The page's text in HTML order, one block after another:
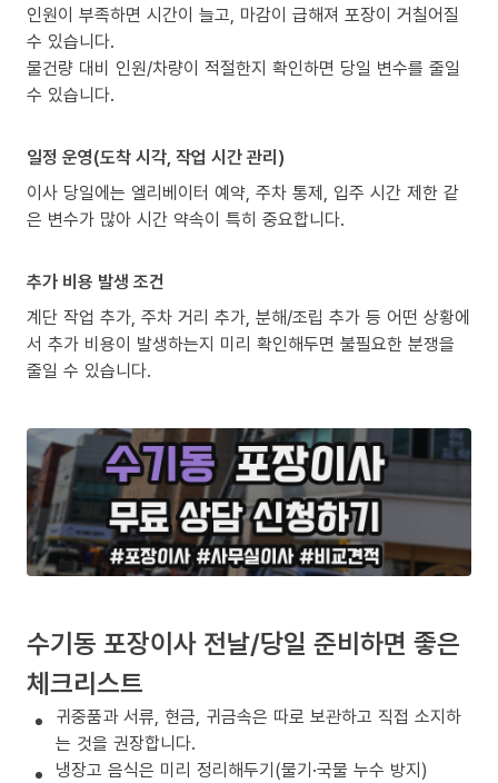
인원이 부족하면 시간이 늘고, 마감이 급해져 포장이 거칠어질
수 있습니다.
물건량 대비 인원/차량이 적절한지 확인하면 당일 변수를 줄일
수 있습니다.
일정 운영(도착 시각, 작업 시간 관리)
이사 당일에는 엘리베이터 예약, 주차 통제, 입주 시간 제한 같
은 변수가 많아 시간 약속이 특히 중요합니다.
추가 비용 발생 조건
계단 작업 추가, 주차 거리 추가, 분해/조립 추가 등 어떤 상황에
서 추가 비용이 발생하는지 미리 확인해두면 불필요한 분쟁을
줄일 수 있습니다.
수기동 포장이사 전날/당일 준비하면 좋은
체크리스트
귀중품과 서류, 현금, 귀금속은 따로 보관하고 직접 소지하
는 것을 권장합니다.
냉장고 음식은 미리 정리해두기(물기·국물 누수 방지)